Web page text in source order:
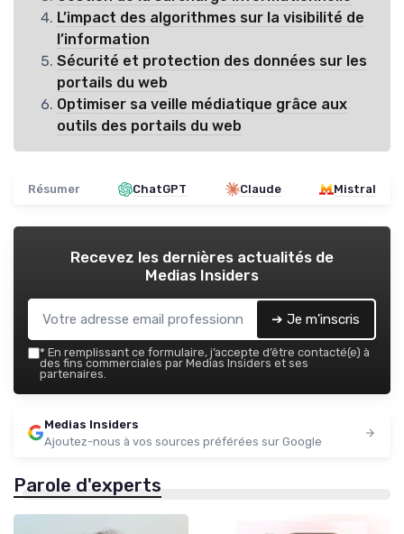
L’impact des algorithmes sur la visibilité de
l’information
Sécurité et protection des données sur les
portails du web
Optimiser sa veille médiatique grâce aux
outils des portails du web
Résumer ChatGPT Claude Mistral
Recevez les dernières actualités de
Medias Insiders
➔ Je m'inscris
* En remplissant ce formulaire, j’accepte d’être contacté(e) à
des fins commerciales par Medias Insiders et ses
partenaires.
Medias Insiders
Ajoutez-nous à vos sources préférées sur Google
Parole d'experts